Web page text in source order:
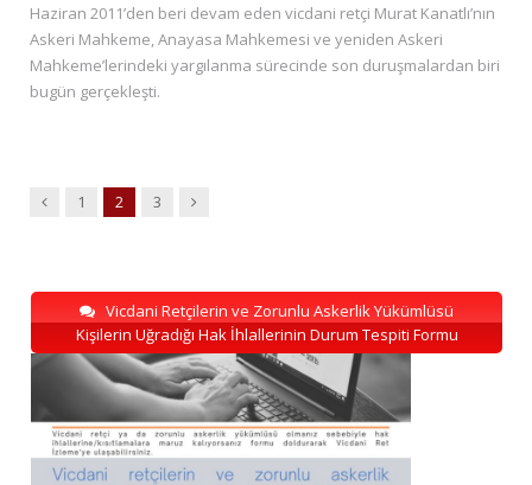
Haziran 2011’den beri devam eden vicdani retçi Murat Kanatlı’nın
Askeri Mahkeme, Anayasa Mahkemesi ve yeniden Askeri
Mahkeme’lerindeki yargılanma sürecinde son duruşmalardan biri
bugün gerçekleşti.
Previous
1 2 3 Next
Vicdani Retçilerin ve Zorunlu Askerlik Yükümlüsü
Kişilerin Uğradığı Hak İhlallerinin Durum Tespiti Formu